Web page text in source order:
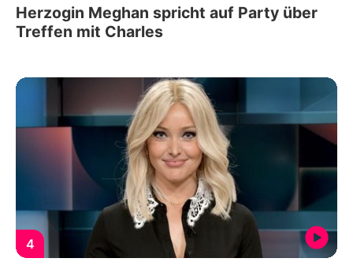
Herzogin Meghan spricht auf Party über
Treffen mit Charles
4